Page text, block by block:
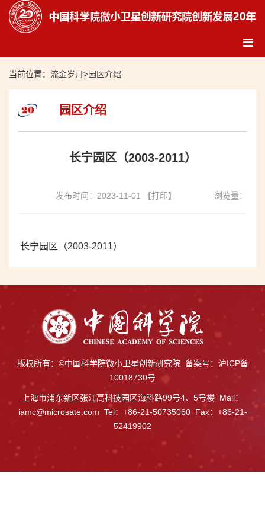
当前位置： 流金岁月>园区介绍
园区介绍
长宁园区（2003-2011）
发布时间：2023-11-01 【打印】 浏览量：
长宁园区（2003-2011）
版权所有：©中国科学院微小卫星创新研究院 备案号： 沪ICP备
10018730号
上海市浦东新区张江高科技园区海科路99号4、5号楼 Mail：
iamc@microsate.com Tel：+86-21-50735060 Fax：+86-21-
52419902